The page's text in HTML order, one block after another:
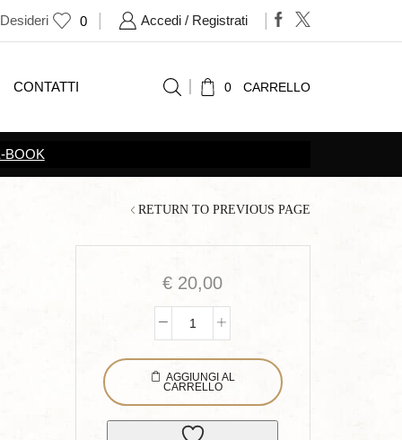
0 Accedi / Registrati
CONTATTI 0 CARRELLO
BOOK
RETURN TO PREVIOUS PAGE
€ 20,00
110
foto
e
...
lode
AGGIUNGI AL
CARRELLO